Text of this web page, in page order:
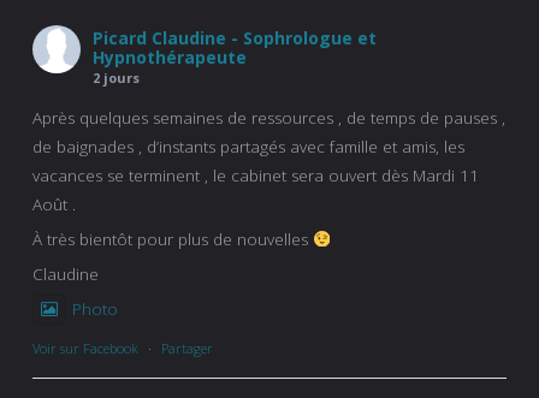
Picard Claudine - Sophrologue et
Hypnothérapeute
2 jours
Après quelques semaines de ressources , de temps de pauses ,
de baignades , d’instants partagés avec famille et amis, les
vacances se terminent , le cabinet sera ouvert dès Mardi 11
Août .
À très bientôt pour plus de nouvelles
Claudine
Photo
Voir sur Facebook · Partager